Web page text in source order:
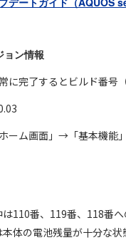
ョン情報
に完了するとビルド番号
ホーム画面」→「基本機
110番、119番、118番
体の電池残量が十分な状